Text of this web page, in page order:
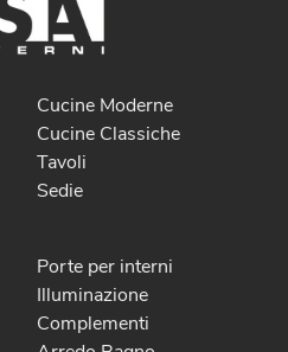
Cucine Moderne
Cucine Classiche
Tavoli
Sedie
Porte per interni
Illuminazione
Complementi